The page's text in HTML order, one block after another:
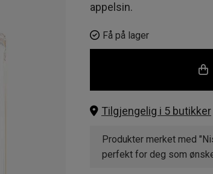
appelsin.
Få på lager
Tilgjengelig i 5 butikker
Produkter merket med
perfekt for deg som